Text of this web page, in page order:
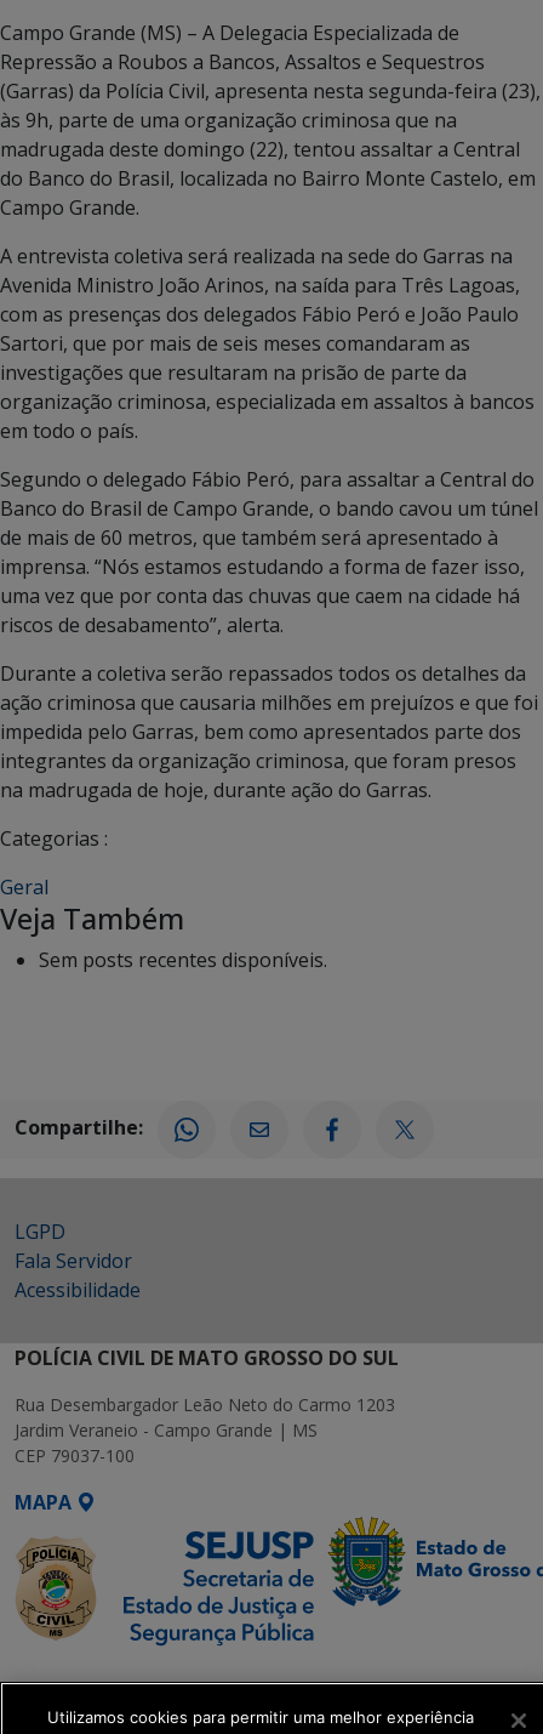
Campo Grande (MS) – A Delegacia Especializada de
Repressão a Roubos a Bancos, Assaltos e Sequestros
(Garras) da Polícia Civil, apresenta nesta segunda-feira (23),
às 9h, parte de uma organização criminosa que na
madrugada deste domingo (22), tentou assaltar a Central
do Banco do Brasil, localizada no Bairro Monte Castelo, em
Campo Grande.
A entrevista coletiva será realizada na sede do Garras na
Avenida Ministro João Arinos, na saída para Três Lagoas,
com as presenças dos delegados Fábio Peró e João Paulo
Sartori, que por mais de seis meses comandaram as
investigações que resultaram na prisão de parte da
organização criminosa, especializada em assaltos à bancos
em todo o país.
Segundo o delegado Fábio Peró, para assaltar a Central do
Banco do Brasil de Campo Grande, o bando cavou um túnel
de mais de 60 metros, que também será apresentado à
imprensa. “Nós estamos estudando a forma de fazer isso,
uma vez que por conta das chuvas que caem na cidade há
riscos de desabamento”, alerta.
Durante a coletiva serão repassados todos os detalhes da
ação criminosa que causaria milhões em prejuízos e que foi
impedida pelo Garras, bem como apresentados parte dos
integrantes da organização criminosa, que foram presos
na madrugada de hoje, durante ação do Garras.
Categorias :
Geral
Veja Também
Sem posts recentes disponíveis.
Compartilhe:
LGPD
Fala Servidor
Acessibilidade
POLÍCIA CIVIL DE MATO GROSSO DO SUL
Rua Desembargador Leão Neto do Carmo 1203
Jardim Veraneio - Campo Grande | MS
CEP 79037-100
MAPA
SETDIG | Secretaria-
Executiva de
Utilizamos cookies para permitir uma melhor experiência